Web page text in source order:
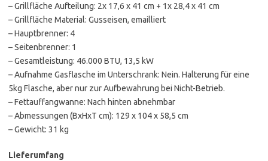
– Grillfläche Aufteilung: 2x 17,6 x 41 cm + 1x 28,4 x 41 cm
– Grillfläche Material: Gusseisen, emailliert
– Hauptbrenner: 4
– Seitenbrenner: 1
– Gesamtleistung: 46.000 BTU, 13,5 kW
– Aufnahme Gasflasche im Unterschrank: Nein. Halterung für eine
5kg Flasche, aber nur zur Aufbewahrung bei Nicht-Betrieb.
– Fettauffangwanne: Nach hinten abnehmbar
– Abmessungen (BxHxT cm): 129 x 104 x 58,5 cm
– Gewicht: 31 kg
Lieferumfang